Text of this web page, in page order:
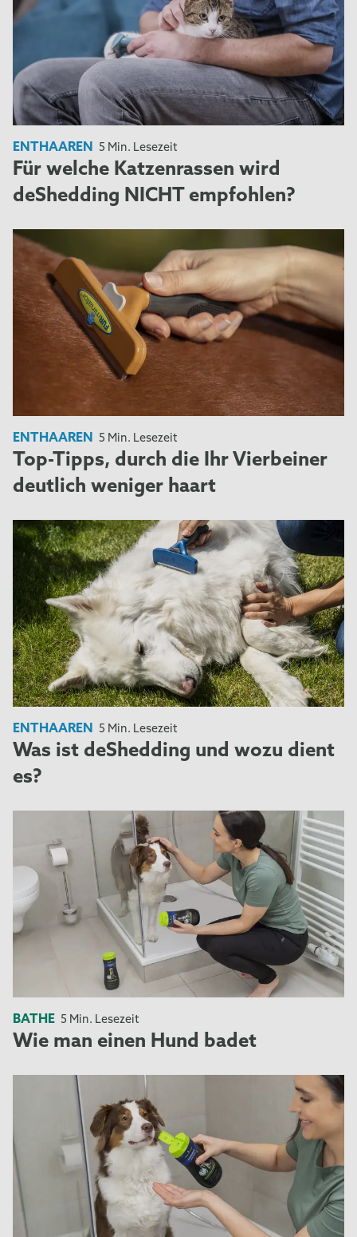
ENTHAAREN 5 Min. Lesezeit
Für welche Katzenrassen wird
deShedding NICHT empfohlen?
ENTHAAREN 5 Min. Lesezeit
Top-Tipps, durch die Ihr Vierbeiner
deutlich weniger haart
ENTHAAREN 5 Min. Lesezeit
Was ist deShedding und wozu dient
es?
BATHE 5 Min. Lesezeit
Wie man einen Hund badet